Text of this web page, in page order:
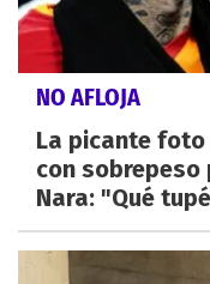
NO AFLOJA
La picante
con sobrepeso
Nara: "Qué